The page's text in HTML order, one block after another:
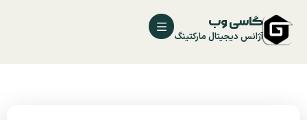
گاسی وب
آژانس دیجیتال مارکتینگ